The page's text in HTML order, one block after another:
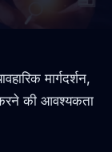
मार्गदर्शन,
करने की आवश्यकता